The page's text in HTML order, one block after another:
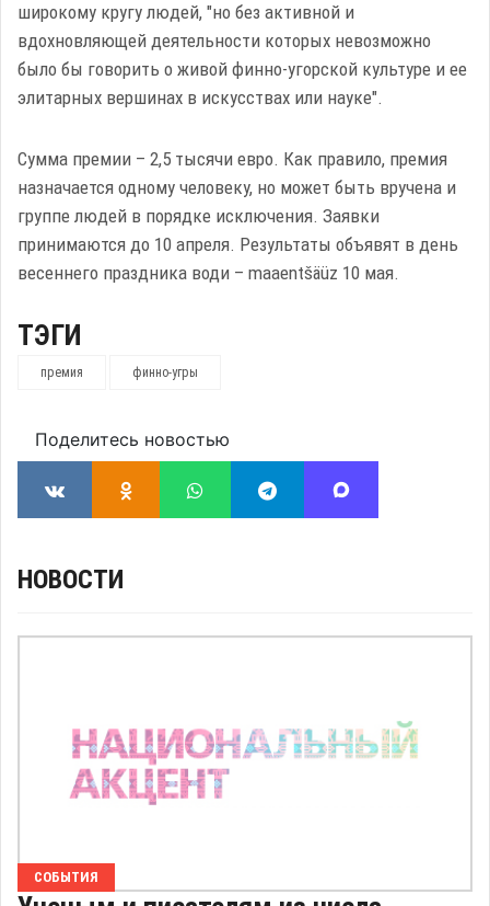
широкому кругу людей, "но без активной и
вдохновляющей деятельности которых невозможно
было бы говорить о живой финно-угорской культуре и ее
элитарных вершинах в искусствах или науке".
Сумма премии – 2,5 тысячи евро. Как правило, премия
назначается одному человеку, но может быть вручена и
группе людей в порядке исключения. Заявки
принимаются до 10 апреля. Результаты объявят в день
весеннего праздника води – maaentšäüz 10 мая.
ТЭГИ
премия финно-угры
Поделитесь новостью
НОВОСТИ
СОБЫТИЯ